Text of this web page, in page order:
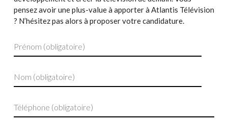
pensez avoir une plus-value à apporter à Atlantis Télévision
? N’hésitez pas alors à proposer votre candidature.